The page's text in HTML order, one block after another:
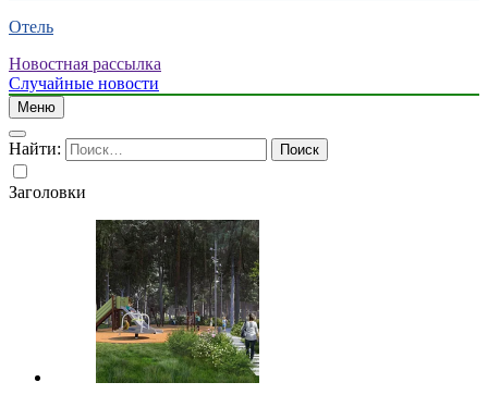
Отель
Новостная рассылка
Случайные новости
Меню
Найти:
Заголовки